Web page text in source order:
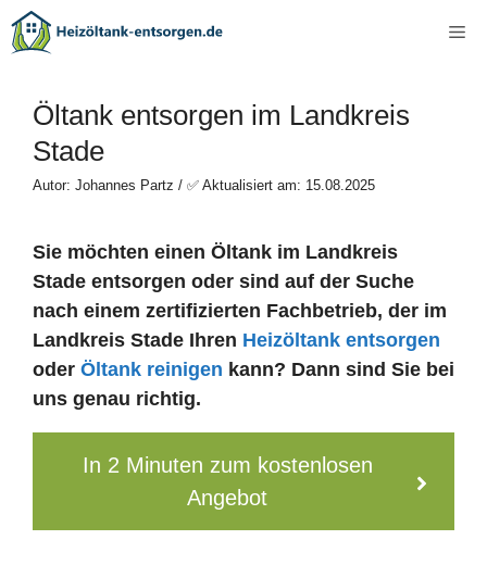
Zum
Inhalt
Öltank entsorgen im Landkreis
Stade
Autor: Johannes Partz / ✅ Aktualisiert am: 15.08.2025
Sie möchten einen Öltank im Landkreis
Stade entsorgen oder sind auf der Suche
nach einem zertifizierten Fachbetrieb, der im
Landkreis Stade Ihren Heizöltank entsorgen
oder Öltank reinigen kann? Dann sind Sie bei
uns genau richtig.
In 2 Minuten zum kostenlosen
Angebot